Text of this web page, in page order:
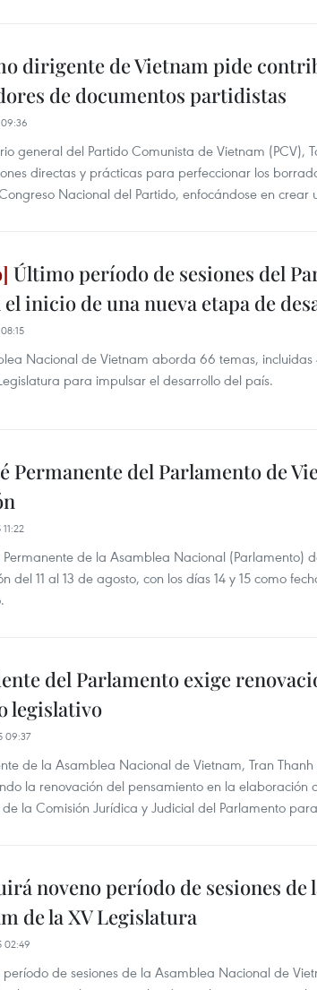
dirigente de Vietnam pide
de documentos partidistas
general del Partido Comunista de Vietnam (PCV),
directas y prácticas para perfeccionar los
Nacional del Partido, enfocándose en
Último período de sesiones del
inicio de una nueva etapa de
Nacional de Vietnam aborda 66 temas, incluidas
para impulsar el desarrollo del país.
Permanente del Parlamento de
Permanente de la Asamblea Nacional (Parlamento)
del 11 al 13 de agosto, con los días 14 y 15 como
del Parlamento exige
legislativo
09:37
de la Asamblea Nacional de Vietnam, Tran
la renovación del pensamiento en la
la Comisión Jurídica y Judicial del Parlamento
noveno período de sesiones de
de la XV Legislatura
período de sesiones de la Asamblea Nacional de